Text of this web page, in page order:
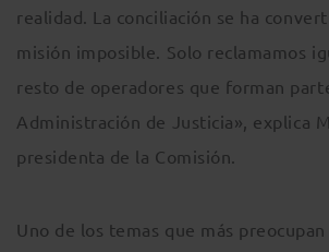
realidad. La conciliación se ha
misión imposible. Solo reclamamos
resto de operadores que forman
Administración de Justicia», explica
presidenta de la Comisión.
Uno de los temas que más